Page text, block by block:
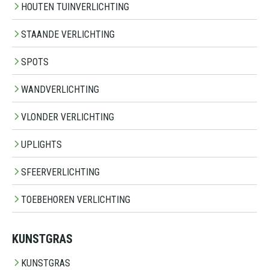
HOUTEN TUINVERLICHTING
STAANDE VERLICHTING
SPOTS
WANDVERLICHTING
VLONDER VERLICHTING
UPLIGHTS
SFEERVERLICHTING
TOEBEHOREN VERLICHTING
KUNSTGRAS
KUNSTGRAS